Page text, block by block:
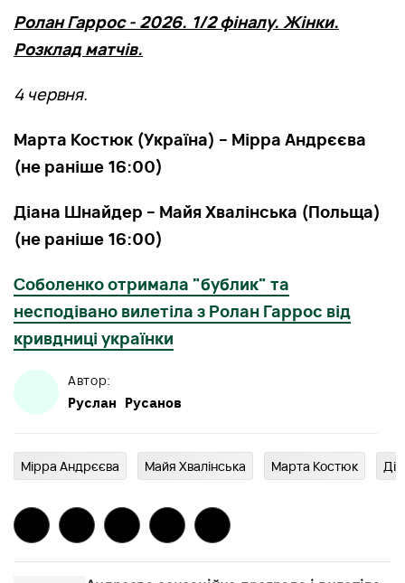
Ролан Гаррос - 2026. 1/2 фіналу. Жінки.
Розклад матчів.
4 червня.
Марта Костюк (Україна) – Мірра Андрєєва
(не раніше 16:00)
Діана Шнайдер – Майя Хвалінська (Польща)
(не раніше 16:00)
Соболенко отримала "бублик" та
несподівано вилетіла з Ролан Гаррос від
кривдниці українки
Автор:
Руслан Русанов
Мірра Андрєєва Майя Хвалінська Марта Костюк